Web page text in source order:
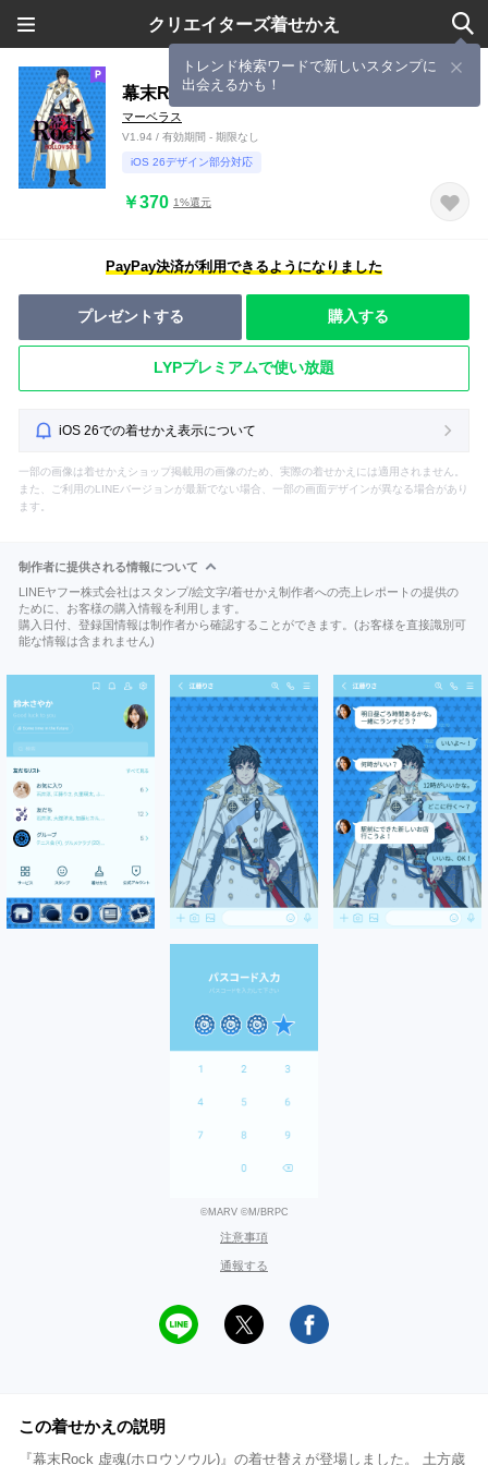
クリエイターズ着せかえ
トレンド検索ワードで新しいスタンプに
出会えるかも！
幕末Rock 虚魂(ホロウソウル) 土方歳三
マーベラス
V1.94 / 有効期間 - 期限なし
iOS 26デザイン部分対応
￥370 1%還元
PayPay決済が利用できるようになりました
プレゼントする 購入する
LYPプレミアムで使い放題
iOS 26での着せかえ表示について
一部の画像は着せかえショップ掲載用の画像のため、実際の着せかえには適用されません。
また、ご利用のLINEバージョンが最新でない場合、一部の画面デザインが異なる場合があり
ます。
制作者に提供される情報について
LINEヤフー株式会社はスタンプ/絵文字/着せかえ制作者への売上レポートの提供の
ために、お客様の購入情報を利用します。
購入日付、登録国情報は制作者から確認することができます。(お客様を直接識別可
能な情報は含まれません)
©MARV ©M/BRPC
注意事項
通報する
この着せかえの説明
『幕末Rock 虚魂(ホロウソウル)』の着せ替えが登場しました。 土方歳